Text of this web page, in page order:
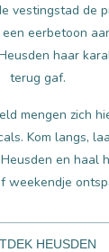
vestingstad de
eerbetoon
haar
terug gaf.
mengen zich
Kom langs,
en haal
weekendje
HEUSDEN